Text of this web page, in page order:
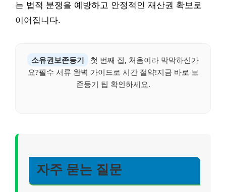
는 법적 분쟁을 예방하고 안정적인 재산권 확보로
이어집니다.
소유권보존등기
첫 번째 집, 처음이라 막막하신가
요?필수 서류 완벽 가이드로 시간 절약!지금 바로 보
존등기 팁 확인하세요.
자주 묻는 질문